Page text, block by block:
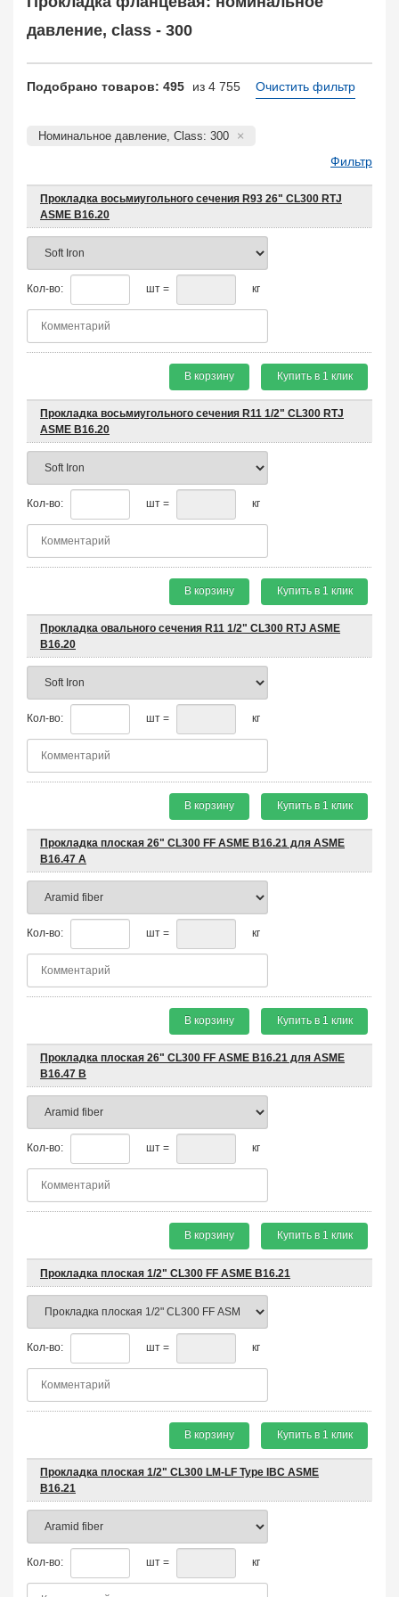
КОФ, ответный 4823
Отбортовка, втулка, кольцо
давление, class - 300
Подобрано товаров: 495 из 4 755 Очистить фильтр
Номинальное давление, Class: 300
Фильтр
Прокладка восьмиугольного сечения R93 26" CL300 RTJ
ASME B16.20
Кол-во: шт = кг
В корзину Купить в 1 клик
Прокладка восьмиугольного сечения R11 1/2" CL300 RTJ
ASME B16.20
Кол-во: шт = кг
В корзину Купить в 1 клик
Прокладка овального сечения R11 1/2" CL300 RTJ ASME
B16.20
Кол-во: шт = кг
В корзину Купить в 1 клик
Прокладка плоская 26" CL300 FF ASME B16.21 для ASME
B16.47 A
Кол-во: шт = кг
В корзину Купить в 1 клик
Прокладка плоская 26" CL300 FF ASME B16.21 для ASME
B16.47 B
Кол-во: шт = кг
В корзину Купить в 1 клик
Прокладка плоская 1/2" CL300 FF ASME B16.21
Кол-во: шт = кг
В корзину Купить в 1 клик
Прокладка плоская 1/2" CL300 LM-LF Type IBC ASME
B16.21
Кол-во: шт = кг